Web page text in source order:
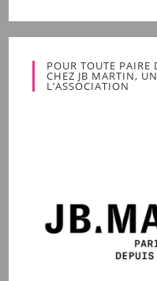
POUR TOUTE PAIRE
CHEZ JB MARTIN,
L’ASSOCIATION